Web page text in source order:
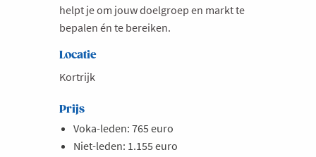
helpt je om jouw doelgroep en markt te
bepalen én te bereiken.
Locatie
Kortrijk
Prijs
Voka-leden: 765 euro
Niet-leden: 1.155 euro